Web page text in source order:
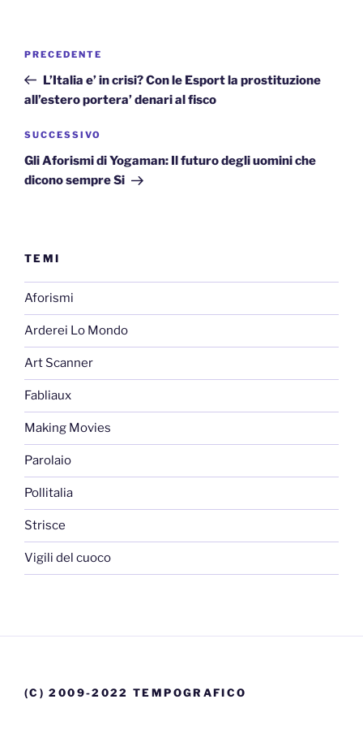
Articolo
precedente:
PRECEDENTE
L’Italia e’ in crisi? Con le Esport la prostituzione
all’estero portera’ denari al fisco
Articolo
successivo
SUCCESSIVO
Gli Aforismi di Yogaman: Il futuro degli uomini che
dicono sempre Si
TEMI
Aforismi
Arderei Lo Mondo
Art Scanner
Fabliaux
Making Movies
Parolaio
Pollitalia
Strisce
Vigili del cuoco
(C) 2009-2022 TEMPOGRAFICO